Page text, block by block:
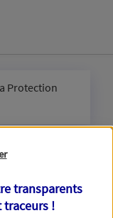
Protection
transparents
traceurs !